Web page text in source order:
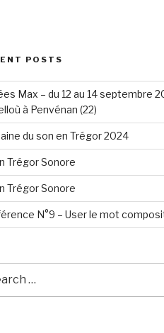
POSTS
Max – du 12 au 14 septembre
à Penvénan (22)
du son en Trégor 2024
Trégor Sonore
Trégor Sonore
N°9 – User le mot